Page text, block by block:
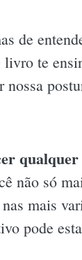
de
te
não só
mais
pode